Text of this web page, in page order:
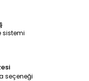
sistemi
seçeneği